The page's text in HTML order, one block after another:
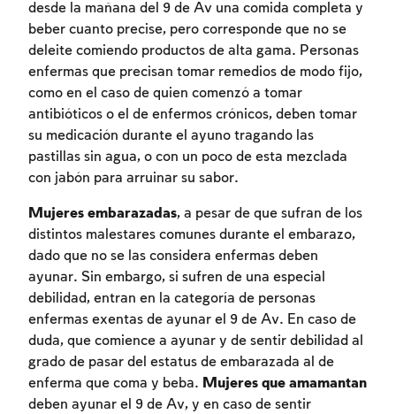
desde la mañana del 9 de Av una comida completa y
beber cuanto precise, pero corresponde que no se
deleite comiendo productos de alta gama. Personas
enfermas que precisan tomar remedios de modo fijo,
como en el caso de quien comenzó a tomar
antibióticos o el de enfermos crónicos, deben tomar
su medicación durante el ayuno tragando las
pastillas sin agua, o con un poco de esta mezclada
con jabón para arruinar su sabor.
Mujeres embarazadas, a pesar de que sufran de los
distintos malestares comunes durante el embarazo,
dado que no se las considera enfermas deben
ayunar. Sin embargo, si sufren de una especial
debilidad, entran en la categoría de personas
enfermas exentas de ayunar el 9 de Av. En caso de
duda, que comience a ayunar y de sentir debilidad al
grado de pasar del estatus de embarazada al de
enferma que coma y beba. Mujeres que amamantan
deben ayunar el 9 de Av, y en caso de sentir
Inscripcion requerida
Para marcar lo estudiado debe conectarse
a su cuenta o inscribirse.
Inscripcion Conectarse